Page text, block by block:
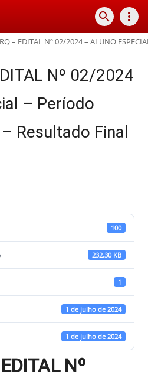
search more_vert
– EDITAL Nº 02/2024 – ALUNO
Nº 02/2024
– Período
Resultado Final
100
232.30 KB
1
1 de julho de 2024
1 de julho de 2024
Nº